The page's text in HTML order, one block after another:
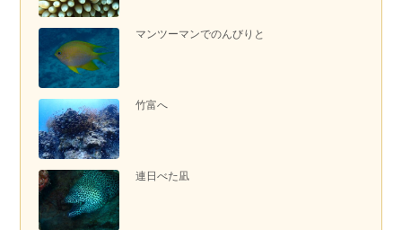
マンツーマンでのんびりと
竹富へ
連日べた凪